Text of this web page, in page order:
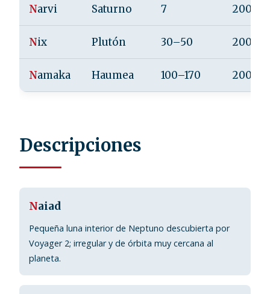
Narvi Saturno 7 2003
Nix Plutón 30–50 2005
Namaka Haumea 100–170 2005
Descripciones
Naiad
Pequeña luna interior de Neptuno descubierta por
Voyager 2; irregular y de órbita muy cercana al
planeta.